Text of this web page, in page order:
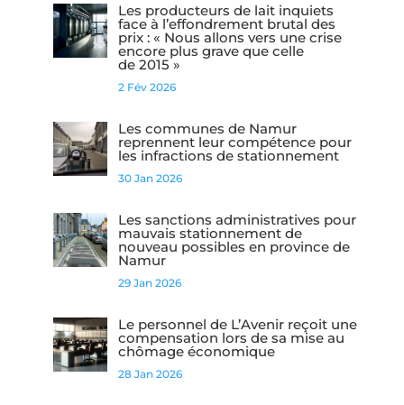
Les producteurs de lait inquiets
face à l’effondrement brutal des
prix : « Nous allons vers une crise
encore plus grave que celle
de 2015 »
2 Fév 2026
Les communes de Namur
reprennent leur compétence pour
les infractions de stationnement
30 Jan 2026
Les sanctions administratives pour
mauvais stationnement de
nouveau possibles en province de
Namur
29 Jan 2026
Le personnel de L’Avenir reçoit une
compensation lors de sa mise au
chômage économique
28 Jan 2026